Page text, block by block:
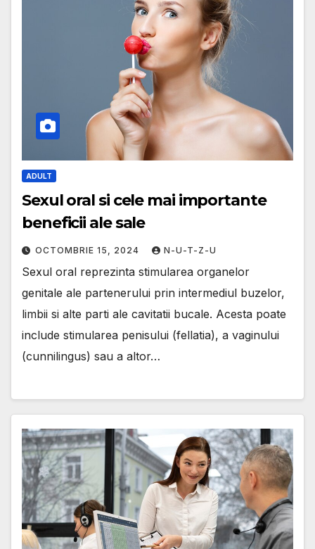
ADULT
Sexul oral si cele mai importante
beneficii ale sale
OCTOMBRIE 15, 2024 N-U-T-Z-U
Sexul oral reprezinta stimularea organelor
genitale ale partenerului prin intermediul buzelor,
limbii si alte parti ale cavitatii bucale. Acesta poate
include stimularea penisului (fellatia), a vaginului
(cunnilingus) sau a altor…